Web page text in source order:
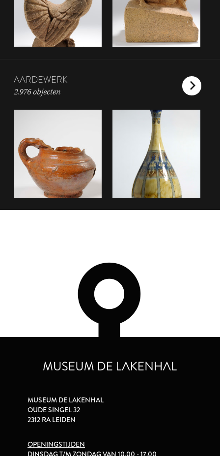
AARDEWERK
2.976 objecten
MUSEUM DE LAKENHAL
OUDE SINGEL 32
2312 RA LEIDEN
OPENINGSTIJDEN